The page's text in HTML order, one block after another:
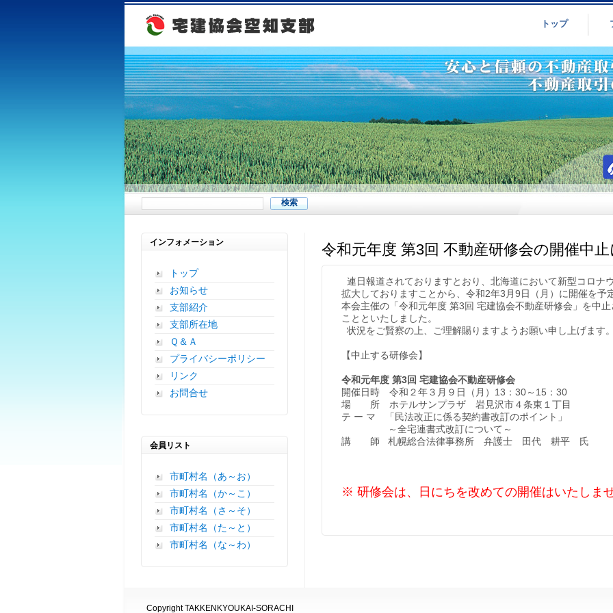
トップ
インフォメーション
トップ
お知らせ
支部紹介
支部所在地
Ｑ＆Ａ
プライバシーポリシー
リンク
お問合せ
会員リスト
市町村名（あ～お）
市町村名（か～こ）
市町村名（さ～そ）
市町村名（た～と）
市町村名（な～わ）
令和元年度 第3回 不動産研修会の開催中
連日報道されておりますとおり、北海道において新型コロナ
拡大しておりますことから、令和2年3月9日（月）に開催を予
本会主催の「令和元年度 第3回 宅建協会不動産研修会」を中
ことといたしました。
状況をご賢察の上、ご理解賜りますようお願い申し上げます
【中止する研修会】
令和元年度 第3回 宅建協会不動産研修会
開催日時 令和２年３月９日（月）13：30～15：30
場 所 ホテルサンプラザ 岩見沢市４条東１丁目
テ ー マ 「民法改正に係る契約書改訂のポイント」
～全宅連書式改訂について～
講 師 札幌総合法律事務所 弁護士 田代 耕平 氏
※ 研修会は、日にちを改めての開催はいたしま
Copyright TAKKENKYOUKAI-SORACHI